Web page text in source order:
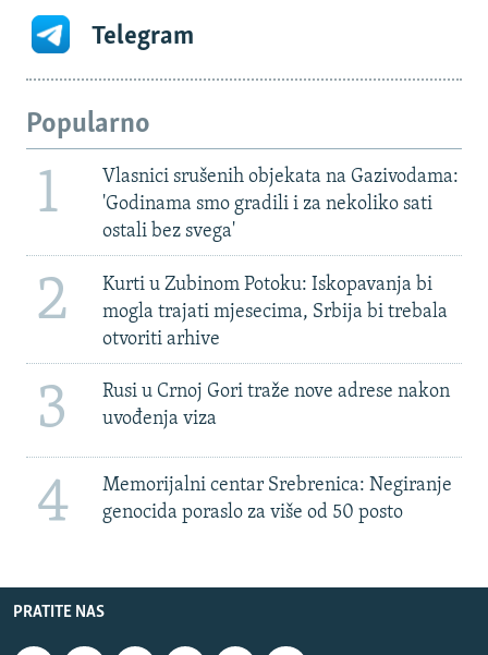
Telegram
Popularno
1
Vlasnici srušenih objekata na Gazivodama:
'Godinama smo gradili i za nekoliko sati
ostali bez svega'
2
Kurti u Zubinom Potoku: Iskopavanja bi
mogla trajati mjesecima, Srbija bi trebala
otvoriti arhive
3
Rusi u Crnoj Gori traže nove adrese nakon
uvođenja viza
4
Memorijalni centar Srebrenica: Negiranje
genocida poraslo za više od 50 posto
PRATITE NAS